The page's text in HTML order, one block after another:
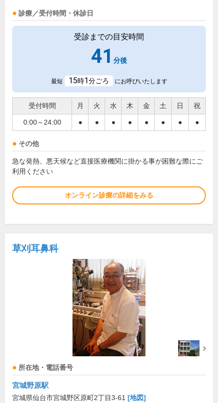
診療／受付時間・休診日
受診までの目安時間
41 分後
最短 15時1分ごろ にお呼びいたします
受付時間 月 火 水 木 金 土 日 祝
0:00～24:00 ● ● ● ● ● ● ● ●
その他
急な発熱、悪天候など直接医療機関に掛かる事が困難な際にご
利用ください
オンライン診療の詳細をみる
草刈耳鼻科
所在地・電話番号
宮城野原駅
宮城県仙台市宮城野区原町2丁目3-61 [地図]